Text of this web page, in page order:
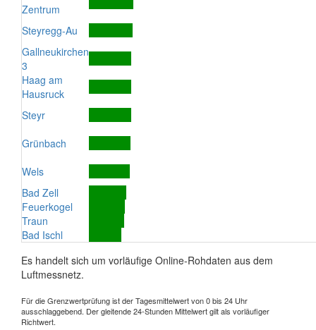
Zentrum
Steyregg-Au
Gallneukirchen
3
Haag am
Hausruck
Steyr
Grünbach
Wels
Bad Zell
Feuerkogel
Traun
Bad Ischl
Es handelt sich um vorläufige Online-Rohdaten aus dem
Luftmessnetz.
Für die Grenzwertprüfung ist der Tagesmittelwert von 0 bis 24 Uhr
ausschlaggebend. Der gleitende 24-Stunden Mittelwert gilt als vorläufiger
Richtwert.